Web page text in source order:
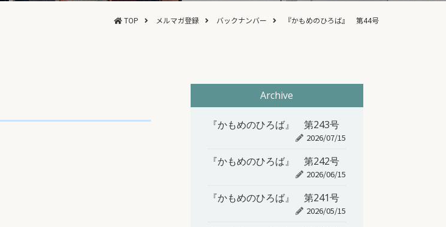
TOP メルマガ登録 バックナンバー 『かもめのひろば』 第44号
Archive
『かもめのひろば』 第243号
2026/07/15
『かもめのひろば』 第242号
2026/06/15
『かもめのひろば』 第241号
2026/05/15